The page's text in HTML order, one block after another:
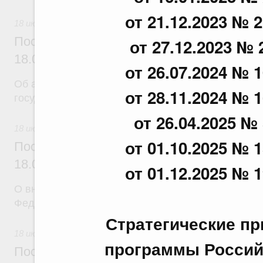
от 21.12.2023 №
от 27.12.2023 №
от 26.07.2024 №
от 28.11.2024 №
от 26.04.2025
от 01.10.2025 №
от 01.12.2025 №
Стратегические
программы
Постановление Правительства
18.07.2026 г. № 904
государственных контрактов
Постановление Правительства
18.07.2026 г. № 909
Постановление Правительства